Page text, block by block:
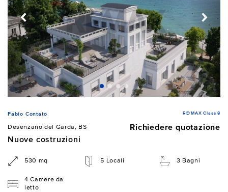
Fabio Contato RE/MAX Class 8
Desenzano del Garda, BS
Richiedere quotazione
Nuove costruzioni
530 mq 5 Locali 3 Bagni
4 Camere da
letto